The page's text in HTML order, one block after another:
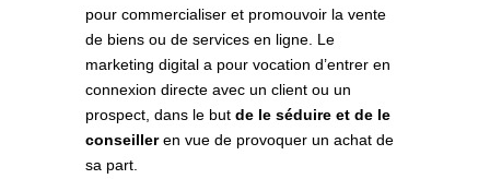
pour commercialiser et promouvoir la vente
de biens ou de services en ligne. Le
marketing digital a pour vocation d’entrer en
connexion directe avec un client ou un
prospect, dans le butde le séduire et de le
conseilleren vue de provoquer un achat de
sa part.